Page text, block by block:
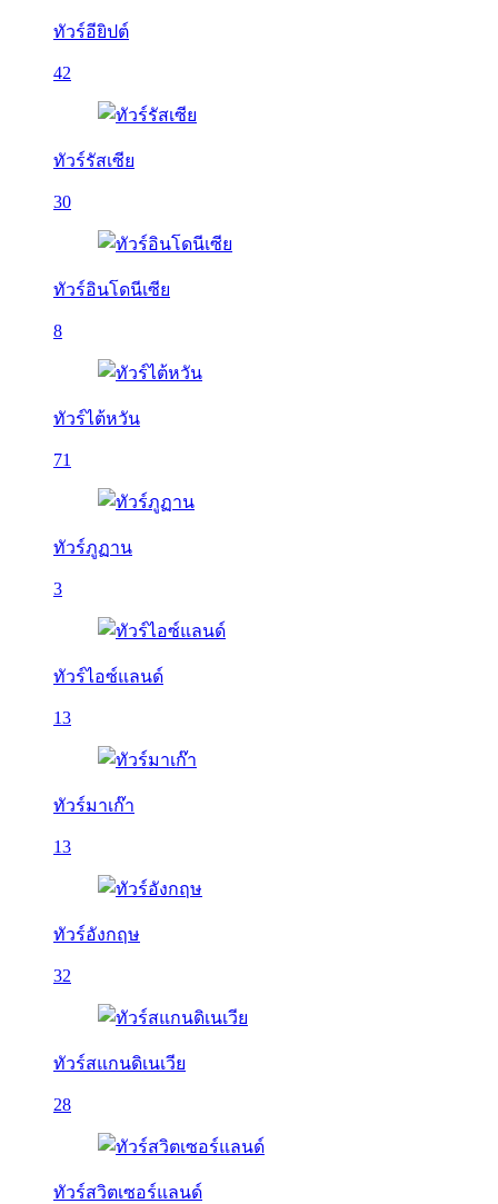
ทัวร์อียิปต์
42
ทัวร์รัสเซีย
30
ทัวร์อินโดนีเซีย
8
ทัวร์ไต้หวัน
71
ทัวร์ภูฏาน
3
ทัวร์ไอซ์แลนด์
13
ทัวร์มาเก๊า
13
ทัวร์อังกฤษ
32
ทัวร์สแกนดิเนเวีย
28
ทัวร์สวิตเซอร์แลนด์